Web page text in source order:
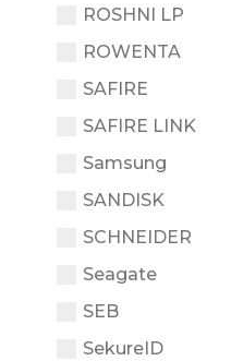
ROSHNI LP
ROWENTA
SAFIRE
SAFIRE LINK
Samsung
SANDISK
SCHNEIDER
Seagate
SEB
SekureID